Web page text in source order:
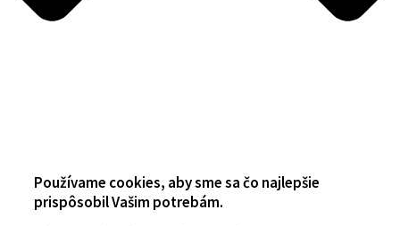
Používame cookies, aby sme sa čo najlepšie
prispôsobil Vašim potrebám.